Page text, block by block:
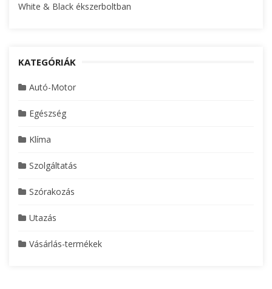
White & Black ékszerboltban
KATEGÓRIÁK
Autó-Motor
Egészség
Klíma
Szolgáltatás
Szórakozás
Utazás
Vásárlás-termékek